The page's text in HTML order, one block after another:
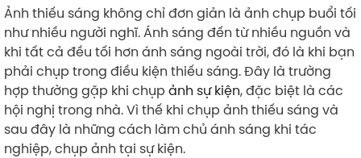
Ảnh thiếu sáng không chỉ đơn giản là ảnh chụp buổi tối
như nhiều người nghĩ. Ánh sáng đến từ nhiều nguồn và
khi tất cả đều tối hơn ánh sáng ngoài trời, đó là khi bạn
phải chụp trong điều kiện thiếu sáng. Đây là trường
hợp thường gặp khi chụp ảnh sự kiện, đặc biệt là các
hội nghị trong nhà. Vì thế khi chụp ảnh thiếu sáng và
sau đây là những cách làm chủ ánh sáng khi tác
nghiệp, chụp ảnh tại sự kiện. ​